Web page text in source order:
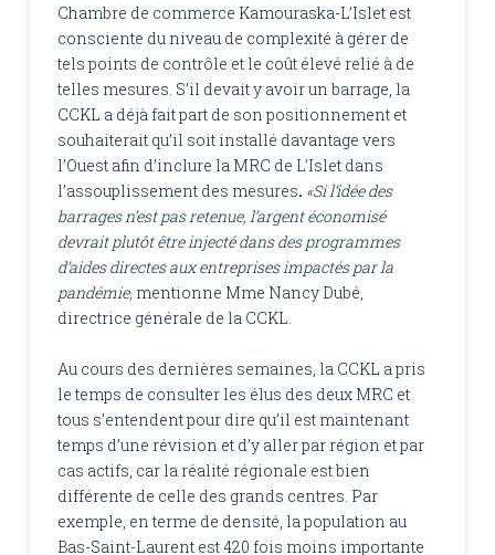
Chambre de commerce Kamouraska-L’Islet est
consciente du niveau de complexité à gérer de
tels points de contrôle et le coût élevé relié à de
telles mesures. S’il devait y avoir un barrage, la
CCKL a déjà fait part de son positionnement et
souhaiterait qu’il soit installé davantage vers
l’Ouest afin d’inclure la MRC de L’Islet dans
l’assouplissement des mesures. «Si l’idée des
barrages n’est pas retenue, l’argent économisé
devrait plutôt être injecté dans des programmes
d’aides directes aux entreprises impactés par la
pandémie, mentionne Mme Nancy Dubé,
directrice générale de la CCKL.
Au cours des dernières semaines, la CCKL a pris
le temps de consulter les élus des deux MRC et
tous s’entendent pour dire qu’il est maintenant
temps d’une révision et d’y aller par région et par
cas actifs, car la réalité régionale est bien
différente de celle des grands centres. Par
exemple, en terme de densité, la population au
Bas-Saint-Laurent est 420 fois moins importante